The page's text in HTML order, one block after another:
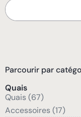
Parcourir par
Quais
Quais (67)
Accessoires (17)